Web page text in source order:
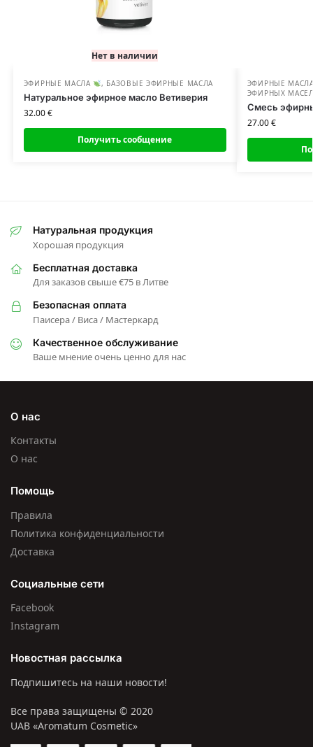
Нет в наличии
ЭФИРНЫЕ МАСЛА , БАЗОВЫЕ ЭФИРНЫЕ МАСЛА
Натуральное эфирное масло Ветиверия
32.00€
Получить сообщение
ЭФИРНЫЕ
ЭФИРНЫХ
Смесь
27.00€
Натуральная продукция
Хорошая продукция
Бесплатная доставка
Для заказов свыше €75 в Литве
Безопасная оплата
Паисера / Виса / Мастеркард
Качественное обслуживание
Ваше мнение очень ценно для нас
О нас
Контакты
О нас
Помощь
Правила
Политика конфиденциальности
Доставка
Социальные сети
Facebook
Instagram
Новостная рассылка
Подпишитесь на наши новости!
Все права защищены © 2020
UAB «Aromatum Cosmetic»